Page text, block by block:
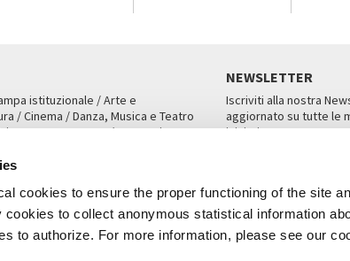
cookies to ensure the proper functioning of the site
to collect anonymous statistical information
to authorize. For more information, please see our
istituzionale / Arte e
/ Cinema / Danza, Musica e Teatro
San Marco 1364/A, Venezia
NEWSLETTER
Iscriviti alla nostra
aggiornato su tutte le
iniziative.